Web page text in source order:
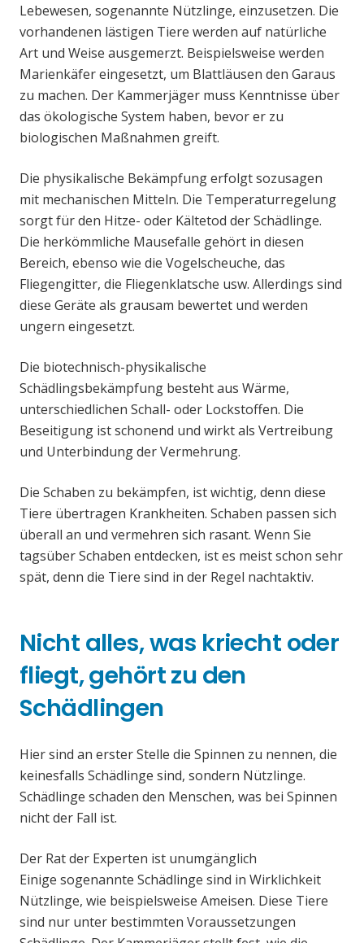
Lebewesen, sogenannte Nützlinge, einzusetzen. Die
vorhandenen lästigen Tiere werden auf natürliche
Art und Weise ausgemerzt. Beispielsweise werden
Marienkäfer eingesetzt, um Blattläusen den Garaus
zu machen. Der Kammerjäger muss Kenntnisse über
das ökologische System haben, bevor er zu
biologischen Maßnahmen greift.
Die physikalische Bekämpfung erfolgt sozusagen
mit mechanischen Mitteln. Die Temperaturregelung
sorgt für den Hitze- oder Kältetod der Schädlinge.
Die herkömmliche Mausefalle gehört in diesen
Bereich, ebenso wie die Vogelscheuche, das
Fliegengitter, die Fliegenklatsche usw. Allerdings sind
diese Geräte als grausam bewertet und werden
ungern eingesetzt.
Die biotechnisch-physikalische
Schädlingsbekämpfung besteht aus Wärme,
unterschiedlichen Schall- oder Lockstoffen. Die
Beseitigung ist schonend und wirkt als Vertreibung
und Unterbindung der Vermehrung.
Die Schaben zu bekämpfen, ist wichtig, denn diese
Tiere übertragen Krankheiten. Schaben passen sich
überall an und vermehren sich rasant. Wenn Sie
tagsüber Schaben entdecken, ist es meist schon sehr
spät, denn die Tiere sind in der Regel nachtaktiv.
Nicht alles, was kriecht oder
fliegt, gehört zu den
Schädlingen
Hier sind an erster Stelle die Spinnen zu nennen, die
keinesfalls Schädlinge sind, sondern Nützlinge.
Schädlinge schaden den Menschen, was bei Spinnen
nicht der Fall ist.
Der Rat der Experten ist unumgänglich
Einige sogenannte Schädlinge sind in Wirklichkeit
Nützlinge, wie beispielsweise Ameisen. Diese Tiere
sind nur unter bestimmten Voraussetzungen